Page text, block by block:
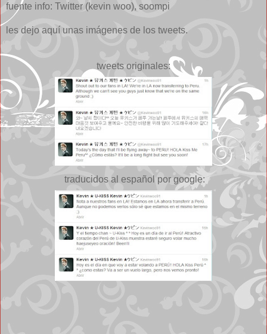
fuente info: Twitter (kevin woo), soompi
les dejo aquí unas imágenes de los tweets.
tweets originales:
traducidos al español por google: